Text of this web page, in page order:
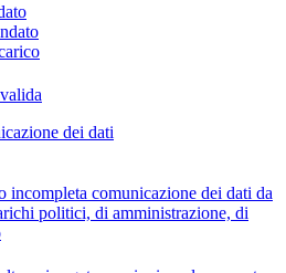
dei dati
incompleta comunicazione dei dati da
politici, di amministrazione, di